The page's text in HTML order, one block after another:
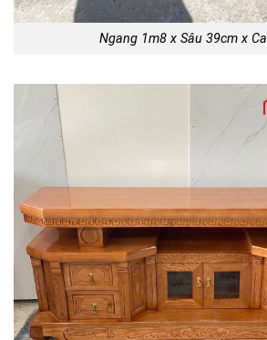
Ngang 1m8 x Sâu 39cm x